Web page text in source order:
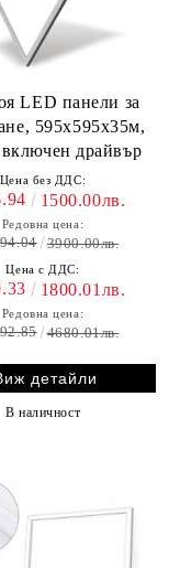
LED панели за
595х595х35м,
драйвър
Цена без ДДС:
1500.00лв.
Редовна цена:
3900.00лв.
Цена с ДДС:
1800.01лв.
Редовна цена:
4680.01лв.
детайли
В наличност